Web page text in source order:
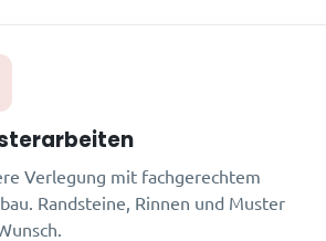
Verlegung mit fachgerechtem
Randsteine, Rinnen und Muster